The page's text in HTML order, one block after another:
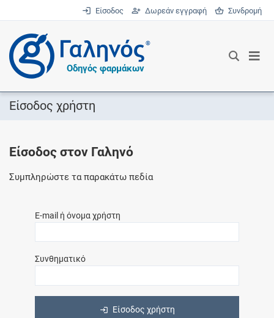
Είσοδος Δωρεάν εγγραφή Συνδρομή
®
Οδηγός φαρμάκων
Είσοδος χρήστη
Είσοδος στον Γαληνό
Συμπληρώστε τα παρακάτω πεδία
E-mail ή όνομα χρήστη
Συνθηματικό
Είσοδος χρήστη